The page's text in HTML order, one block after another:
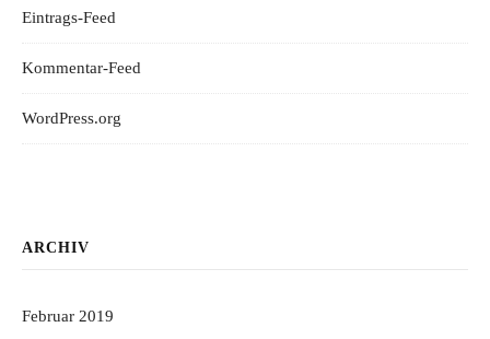
Eintrags-Feed
Kommentar-Feed
WordPress.org
ARCHIV
Februar 2019